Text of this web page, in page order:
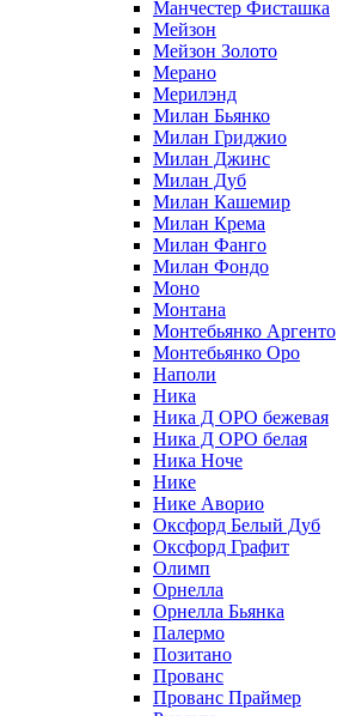
Манчестер Фисташка
Мейзон
Мейзон Золото
Мерано
Мерилэнд
Милан Бьянко
Милан Гриджио
Милан Джинс
Милан Дуб
Милан Кашемир
Милан Крема
Милан Фанго
Милан Фондо
Моно
Монтана
Монтебьянко Аргенто
Монтебьянко Оро
Наполи
Ника
Ника Д ОРО бежевая
Ника Д ОРО белая
Ника Ноче
Нике
Нике Аворио
Оксфорд Белый Дуб
Оксфорд Графит
Олимп
Орнелла
Орнелла Бьянка
Палермо
Позитано
Прованс
Прованс Праймер